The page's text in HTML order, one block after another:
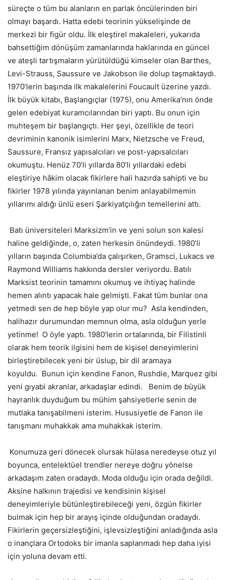
süreçte o tüm bu alanların en parlak öncülerinden biri
olmayı başardı. Hatta edebi teorinin yükselişinde de
merkezi bir figür oldu. İlk eleştirel makaleleri, yukarıda
bahsettiğim dönüşüm zamanlarında haklarında en güncel
ve ateşli tartışmaların yürütüldüğü kimseler olan Barthes,
Levi-Strauss, Saussure ve Jakobson ile dolup taşmaktaydı.
1970’lerin başında ilk makalelerini Foucault üzerine yazdı.
İlk büyük kitabı, Başlangıçlar (1975), onu Amerika’nın önde
gelen edebiyat kuramcılarından biri yaptı. Bu onun için
muhteşem bir başlangıçtı. Her şeyi, özellikle de teori
devriminin kanonik isimlerini Marx, Nietzsche ve Freud,
Saussure, Fransız yapısalcıları ve post-yapısalcıları
okumuştu. Henüz 70’li yıllarda 80’li yıllardaki edebi
eleştiriye hâkim olacak fikirlere hali hazırda sahipti ve bu
fikirler 1978 yılında yayınlanan benim anlayabilmemin
yıllarımı aldığı ünlü eseri Şarkiyatçılığın temellerini attı.
Batı üniversiteleri Marksizm’in ve yeni solun son kalesi
haline geldiğinde, o, zaten herkesin önündeydi. 1980’li
yılların başında Columbia’da çalışırken, Gramsci, Lukacs ve
Raymond Williams hakkında dersler veriyordu. Batılı
Marksist teorinin tamamını okumuş ve ihtiyaç halinde
hemen alıntı yapacak hale gelmişti. Fakat tüm bunlar ona
yetmedi sen de hep böyle yap olur mu? Asla kendinden,
halihazır durumundan memnun olma, asla olduğun yerle
yetinme! O öyle yaptı. 1980’lerin ortalarında, bir Filistinli
olarak hem teorik ilgisini hem de kişisel deneyimlerini
birleştirebilecek yeni bir üslup, bir dil aramaya
koyuldu. Bunun için kendine Fanon, Rushdie, Marquez gibi
yeni gıyabi akranlar, arkadaşlar edindi. Benim de büyük
hayranlık duyduğum bu mühim şahsiyetlerle senin de
mutlaka tanışabilmeni isterim. Hususiyetle de Fanon ile
tanışmanı muhakkak ama muhakkak isterim.
Konumuza geri dönecek olursak hülasa neredeyse otuz yıl
boyunca, entelektüel trendler nereye doğru yönelse
arkadaşım zaten oradaydı. Moda olduğu için orada değildi.
Aksine halkının trajedisi ve kendisinin kişisel
deneyimleriyle bütünleştirebileceği yeni, özgün fikirler
bulmak için hep bir arayış içinde olduğundan oradaydı.
Fikirlerin geçersizleştiğini, işlevsizleştiğini anladığında asla
o inançlara Ortodoks bir imanla saplanmadı hep daha iyisi
için yoluna devam etti.